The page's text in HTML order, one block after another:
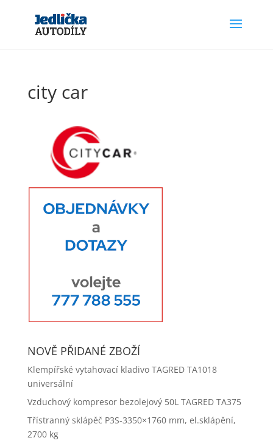
city car
NOVĚ PŘIDANÉ ZBOŽÍ
Klempířské vytahovací kladivo TAGRED TA1018
universální
Vzduchový kompresor bezolejový 50L TAGRED TA375
Třístranný sklápěč P3S-3350×1760 mm, el.sklápění,
2700 kg